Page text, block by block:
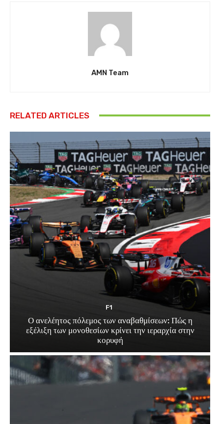
AMN Team
RELATED ARTICLES
F1
Ο ανελέητος πόλεμος των αναβαθμίσεων: Πώς η
εξέλιξη των μονοθεσίων κρίνει την ιεραρχία στην
κορυφή